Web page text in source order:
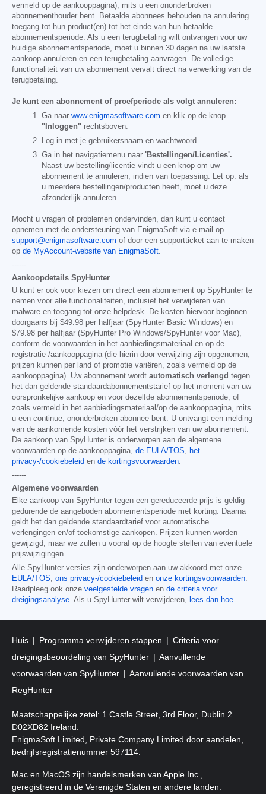
vermeld op de aankooppagina), mits u een ononderbroken
abonnementhouder bent. Betaalde abonnees behouden na annulering
toegang tot hun product(en) tot het einde van hun betaalde
abonnementsperiode. Als u een terugbetaling wilt ontvangen voor uw
huidige abonnementsperiode, moet u binnen 30 dagen na uw laatste
aankoop annuleren en een terugbetaling aanvragen. De volledige
functionaliteit van uw abonnement vervalt direct na verwerking van de
terugbetaling.
Je kunt een abonnement of proefperiode als volgt annuleren:
Ga naar www.enigmasoftware.com en klik op de knop
"Inloggen" rechtsboven.
Log in met je gebruikersnaam en wachtwoord.
Ga in het navigatiemenu naar 'Bestellingen/Licenties'.
Naast uw bestelling/licentie vindt u een knop om uw
abonnement te annuleren, indien van toepassing. Let op: als
u meerdere bestellingen/producten heeft, moet u deze
afzonderlijk annuleren.
Mocht u vragen of problemen ondervinden, dan kunt u contact
opnemen met de ondersteuning van EnigmaSoft via e-mail op
support@enigmasoftware.com of door een supportticket aan te maken
op de MyAccount-website van EnigmaSoft.
------
Aankoopdetails SpyHunter
U kunt er ook voor kiezen om direct een abonnement op SpyHunter te
nemen voor alle functionaliteiten, inclusief het verwijderen van
malware en toegang tot onze helpdesk. De kosten hiervoor beginnen
doorgaans bij $49.98 per halfjaar (SpyHunter Basic Windows) en
$79.98 per halfjaar (SpyHunter Pro Windows/SpyHunter voor Mac),
conform de voorwaarden in het aanbiedingsmateriaal en op de
registratie-/aankooppagina (die hierin door verwijzing zijn opgenomen;
prijzen kunnen per land of promotie variëren, zoals vermeld op de
aankooppagina). Uw abonnement wordt automatisch verlengd tegen
het dan geldende standaardabonnementstarief op het moment van uw
oorspronkelijke aankoop en voor dezelfde abonnementsperiode, of
zoals vermeld in het aanbiedingsmateriaal/op de aankooppagina, mits
u een continue, ononderbroken abonnee bent. U ontvangt een melding
van de aankomende kosten vóór het verstrijken van uw abonnement.
De aankoop van SpyHunter is onderworpen aan de algemene
voorwaarden op de aankooppagina, de EULA/TOS, het
privacy-/cookiebeleid en de kortingsvoorwaarden.
------
Algemene voorwaarden
Elke aankoop van SpyHunter tegen een gereduceerde prijs is geldig
gedurende de aangeboden abonnementsperiode met korting. Daarna
geldt het dan geldende standaardtarief voor automatische
verlengingen en/of toekomstige aankopen. Prijzen kunnen worden
gewijzigd, maar we zullen u vooraf op de hoogte stellen van eventuele
prijswijzigingen.
Alle SpyHunter-versies zijn onderworpen aan uw akkoord met onze
EULA/TOS, ons privacy-/cookiebeleid en onze kortingsvoorwaarden.
Raadpleeg ook onze veelgestelde vragen en de criteria voor
dreigingsanalyse. Als u SpyHunter wilt verwijderen, lees dan hoe.
Huis Programma verwijderen stappen
Criteria voor
dreigingsbeoordeling van SpyHunter
Aanvullende
voorwaarden van SpyHunter
Aanvullende voorwaarden van
RegHunter
Maatschappelijke zetel: 1 Castle Street, 3rd Floor, Dublin 2
D02XD82 Ireland.
EnigmaSoft Limited, Private Company Limited door aandelen,
bedrijfsregistratienummer 597114.
Mac en MacOS zijn handelsmerken van Apple Inc.,
geregistreerd in de Verenigde Staten en andere landen.